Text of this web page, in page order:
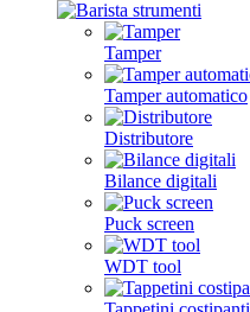
Tamper
Tamper automatico
Distributore
Bilance digitali
Puck screen
WDT tool